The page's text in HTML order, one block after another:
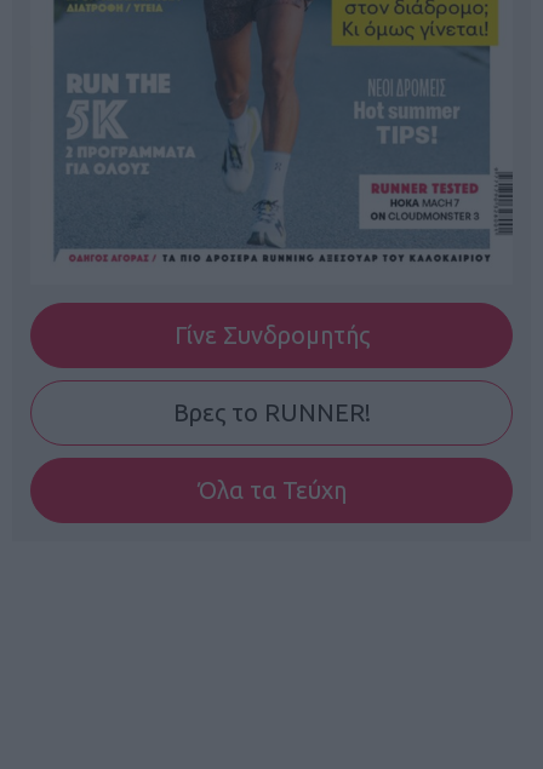
Γίνε Συνδρομητής
Βρες το RUNNER!
Όλα τα Τεύχη